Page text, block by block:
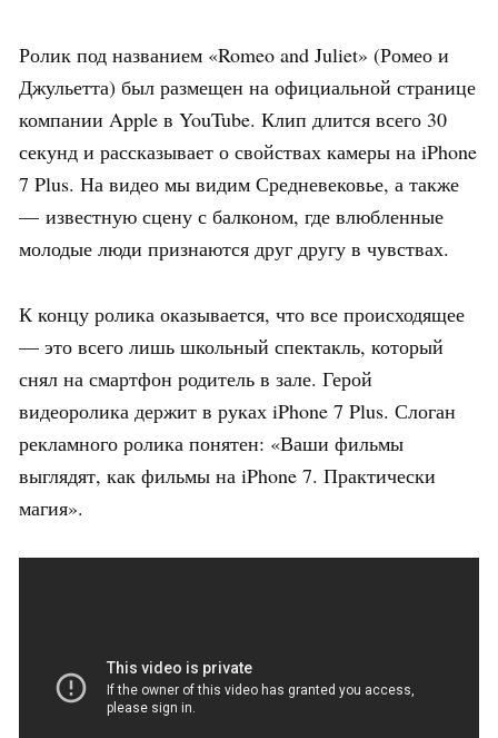
Ролик под названием «Romeo and Juliet» (Ромео и
Джульетта) был размещен на официальной странице
компании Apple в YouTube. Клип длится всего 30
секунд и рассказывает о свойствах камеры на iPhone
7 Plus. На видео мы видим Средневековье, а также
— известную сцену с балконом, где влюбленные
молодые люди признаются друг другу в чувствах.
К концу ролика оказывается, что все происходящее
— это всего лишь школьный спектакль, который
снял на смартфон родитель в зале. Герой
видеоролика держит в руках iPhone 7 Plus. Слоган
рекламного ролика понятен: «Ваши фильмы
выглядят, как фильмы на iPhone 7. Практически
магия».